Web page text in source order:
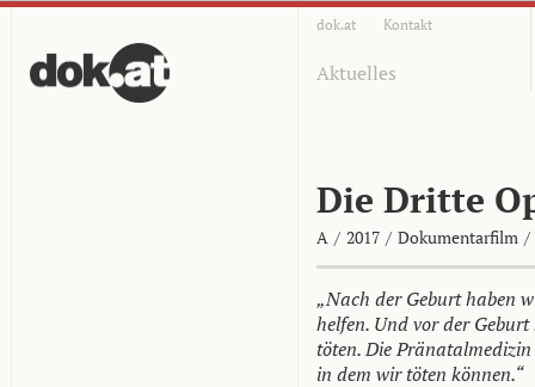
dok.at Kontakt
Aktuelles
Die Dritte
A / 2017 / Dokumentarfilm /
„Nach der Geburt haben
helfen. Und vor der
töten. Die
in dem wir töten können.“